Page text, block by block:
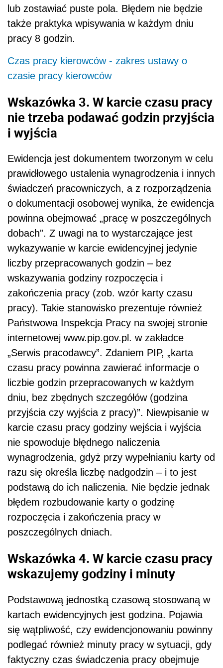
lub zostawiać puste pola. Błędem nie będzie
także praktyka wpisywania w każdym dniu
pracy 8 godzin.
Czas pracy kierowców - zakres ustawy o
czasie pracy kierowców
Wskazówka 3. W karcie czasu pracy
nie trzeba podawać godzin przyjścia
i wyjścia
Ewidencja jest dokumentem tworzonym w celu
prawidłowego ustalenia wynagrodzenia i innych
świadczeń pracowniczych, a z rozporządzenia
o dokumentacji osobowej wynika, że ewidencja
powinna obejmować „pracę w poszczególnych
dobach”. Z uwagi na to wystarczające jest
wykazywanie w karcie ewidencyjnej jedynie
liczby przepracowanych godzin – bez
wskazywania godziny rozpoczęcia i
zakończenia pracy (zob. wzór karty czasu
pracy). Takie stanowisko prezentuje również
Państwowa Inspekcja Pracy na swojej stronie
internetowej www.pip.gov.pl. w zakładce
„Serwis pracodawcy”. Zdaniem PIP, „karta
czasu pracy powinna zawierać informacje o
liczbie godzin przepracowanych w każdym
dniu, bez zbędnych szczegółów (godzina
przyjścia czy wyjścia z pracy)”. Niewpisanie w
karcie czasu pracy godziny wejścia i wyjścia
nie spowoduje błędnego naliczenia
wynagrodzenia, gdyż przy wypełnianiu karty od
razu się określa liczbę nadgodzin – i to jest
podstawą do ich naliczenia. Nie będzie jednak
błędem rozbudowanie karty o godzinę
rozpoczęcia i zakończenia pracy w
poszczególnych dniach.
Wskazówka 4. W karcie czasu pracy
wskazujemy godziny i minuty
Podstawową jednostką czasową stosowaną w
kartach ewidencyjnych jest godzina. Pojawia
się wątpliwość, czy ewidencjonowaniu powinny
podlegać również minuty pracy w sytuacji, gdy
faktyczny czas świadczenia pracy obejmuje